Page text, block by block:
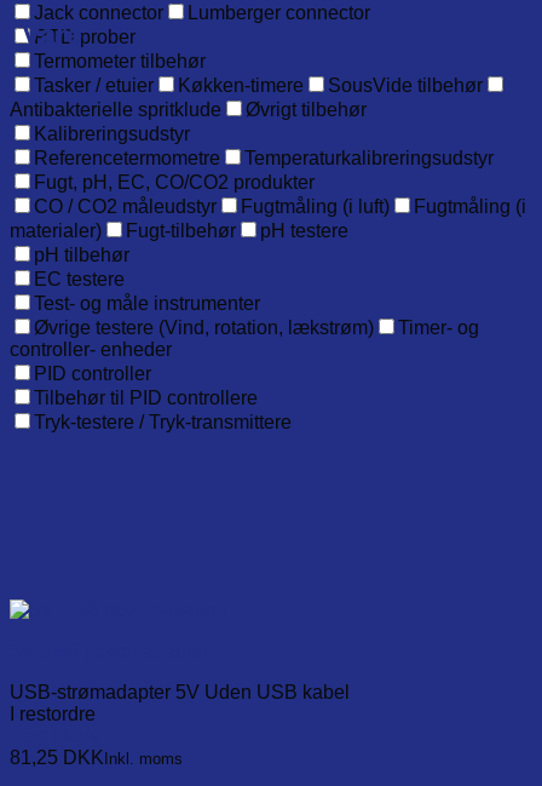
Jack connector
Lumberger connector
RTD prober
Termometer tilbehør
Tasker / etuier
Køkken-timere
SousVide tilbehør
Antibakterielle spritklude
Øvrigt tilbehør
Kalibreringsudstyr
Referencetermometre
Temperaturkalibreringsudstyr
Fugt, pH, EC, CO/CO2 produkter
CO / CO2 måleudstyr
Fugtmåling (i luft)
Fugtmåling (i
materialer)
Fugt-tilbehør
pH testere
pH tilbehør
EC testere
Test- og måle instrumenter
Øvrige testere (Vind, rotation, lækstrøm)
Timer- og
controller- enheder
PID controller
Tilbehør til PID controllere
Tryk-testere / Tryk-transmittere
Vare
USB-strømadapter 5V Uden USB kabel
I restordre
81,25 DKK Inkl. moms